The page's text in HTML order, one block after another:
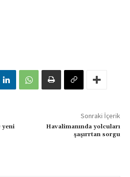
yeni
Sonraki İçerik
Havalimanında yolcuları
şaşırrtan sorgu